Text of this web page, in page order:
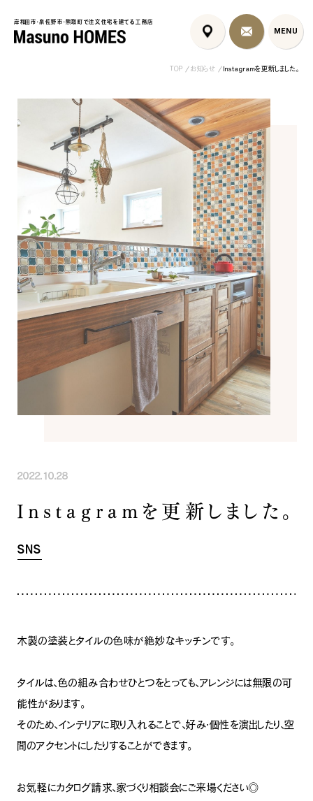
岸和田市・泉佐野市・熊取町で注文住宅を建てる工務店
MENU
MENU
岸和田市・泉佐野市・熊取町で注文住宅を建てる工務店
泉佐野市の北欧デザイン注文
住宅｜自然素材と...
泉佐野市の共働き夫婦向け注
文住宅｜家事ラク...
フレンチカントリ
喰壁とペット...
コンセプト
はじめに
5つの約束
標準仕様
家づくりの流れ
施工事例
暮らしのブック
リノベーション
ちょうどいい平屋暮らし
INFORMATION
イベント情報
社長ブログ
COMPANY
会社紹介
スタッフ紹介
採用情報
お客様の声
SNS
家づくり相談会 カタログ請求
TOP お知らせ Instagramを更新しました。
2022.10.28
Instagramを更新しました。
SNS
木製の塗装とタイルの色味が絶妙なキッチンです。
タイルは、色の組み合わせひとつをとっても、アレンジには無限の可
能性があります。
そのため、インテリアに取り入れることで、好み・個性を演出したり、空
間のアクセントにしたりすることができます。
お気軽にカタログ請求、家づくり相談会にご来場ください◎